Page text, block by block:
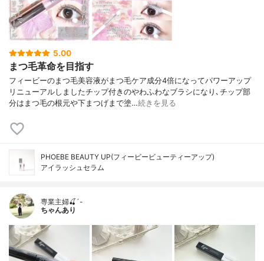
5.00
まつ毛革命を目指す
フィービーのまつ毛美容液がまつ毛ケア成分4倍になってパワーアップ
リニューアルしましたチップ付きのやわふわなブラシになり､チップ部
分はまつ毛の根元や下まつげまで塗…続きを見る
PHOEBE BEAUTY UP(フィービービューティーアップ)
アイラッシュセラム
専業主婦🍒´-
ちゃんあり